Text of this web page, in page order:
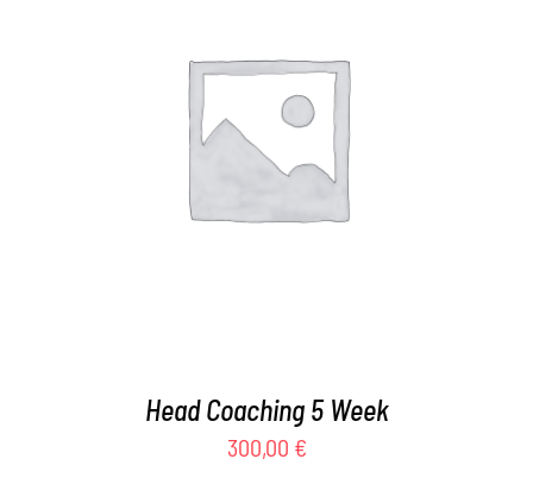
AGGIUNGI AL CARRELLO DETTAGLI
Head Coaching 5 Week
300,00 €